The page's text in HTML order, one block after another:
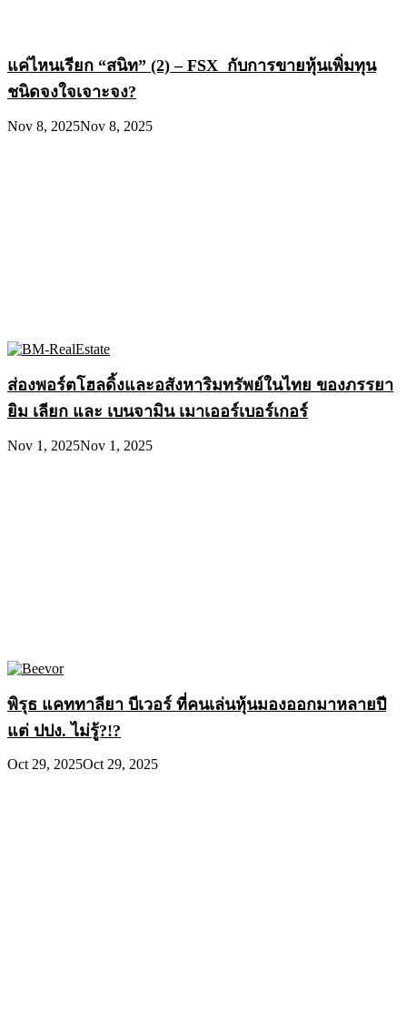
แค่ไหนเรียก “สนิท” (2) – FSX กับการขายหุ้นเพิ่มทุน
ชนิดจงใจเจาะจง?
Nov 8, 2025Nov 8, 2025
ส่องพอร์ตโฮลดิ้งและอสังหาริมทรัพย์ในไทย ของภรรยา
ยิม เลียก และ เบนจามิน เมาเออร์เบอร์เกอร์
Nov 1, 2025Nov 1, 2025
พิรุธ แคททาลียา บีเวอร์ ที่คนเล่นหุ้นมองออกมาหลายปี
แต่ ปปง. ไม่รู้?!?
Oct 29, 2025Oct 29, 2025